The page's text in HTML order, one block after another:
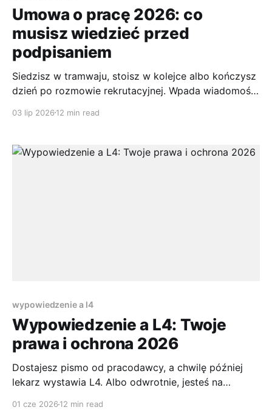
Umowa o pracę 2026: co
musisz wiedzieć przed
podpisaniem
Siedzisz w tramwaju, stoisz w kolejce albo kończysz
dzień po rozmowie rekrutacyjnej. Wpada wiadomość:
później załącznik z projektem umowy. I wtedy
dokument wygląda poważnie, język bywa sztywny, a
03 lip 2026 12 min read
wypowiedzenie a l4
Wypowiedzenie a L4: Twoje
prawa i ochrona 2026
Dostajesz pismo od pracodawcy, a chwilę później
lekarz wystawia L4. Albo odwrotnie, jesteś na
01 cze 2026 12 min read